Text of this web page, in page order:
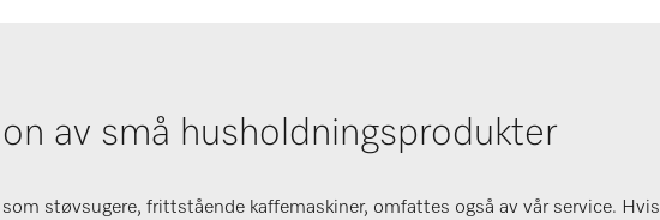
av små husholdningsprodukter
støvsugere, frittstående kaffemaskiner, omfattes også av vår service. Hvis